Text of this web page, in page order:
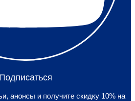
Подписаться
анонсы и получите скидку 10% на